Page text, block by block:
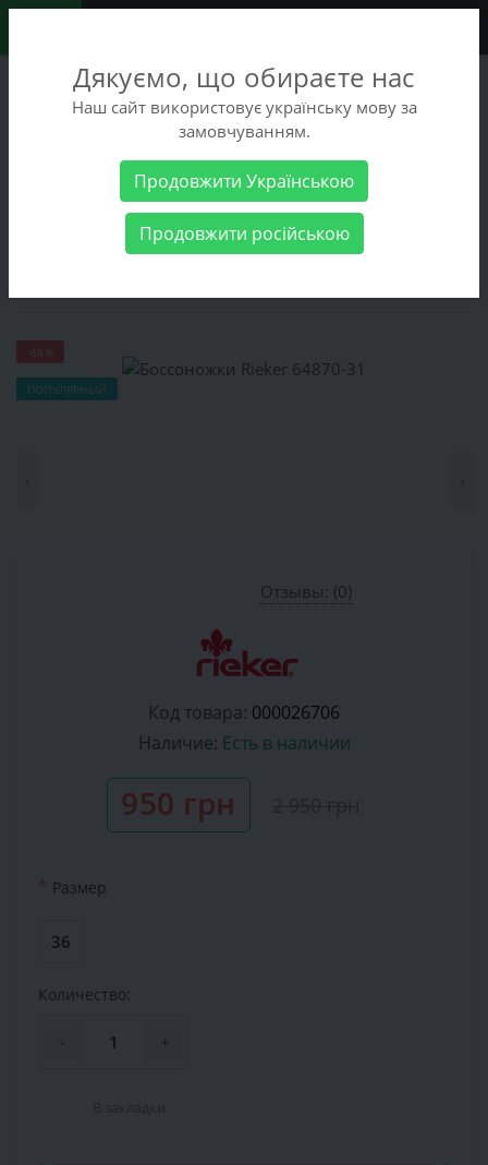
+38 (068) 486-90-09
+38 (093) 486-90-09
Женские товары Женская обувь
Боссоножки Rieker 64870-
ПОПУЛЯРНЫЙ
Отзывы: (0)
Код товара: 000026706
Наличие: Есть в наличии
950 грн
* Размер
36
Количество:
- +
Дякуємо, що обираєте нас
Наш сайт використовує українську мову за
замовчуванням.
Продовжити Українською
Продовжити російською